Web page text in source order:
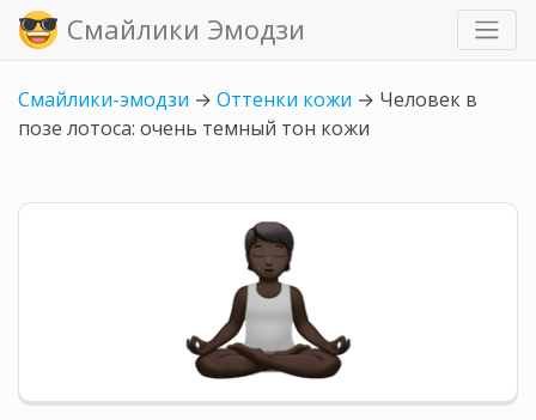
Смайлики Эмодзи
Смайлики-эмодзи → Оттенки кожи → Человек в
позе лотоса: очень темный тон кожи